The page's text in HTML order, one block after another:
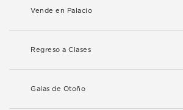
Vende en Palacio
Regreso a Clases
Galas de Otoño